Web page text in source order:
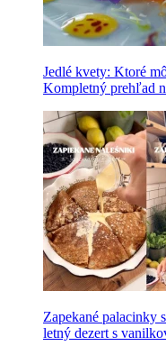
Jedlé kvety: Ktoré
Kompletný prehľad
Zapekané palacinky
letný dezert s